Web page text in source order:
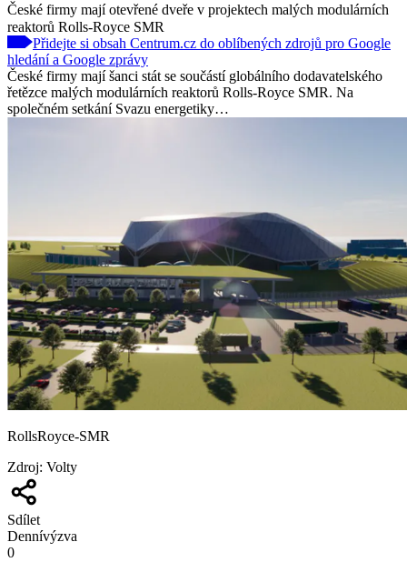
České firmy mají otevřené dveře v projektech malých modulárních
reaktorů Rolls-Royce SMR
Přidejte si obsah Centrum.cz do oblíbených zdrojů pro Google
hledání a Google zprávy
České firmy mají šanci stát se součástí globálního dodavatelského
řetězce malých modulárních reaktorů Rolls-Royce SMR. Na
společném setkání Svazu energetiky…
RollsRoyce-SMR
Zdroj: Volty
Sdílet
Dennívýzva
0